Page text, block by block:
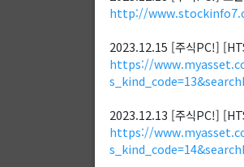
http://
2023.12.15 [주식PC!]
https://
2023.12.13 [주식PC!]
https://